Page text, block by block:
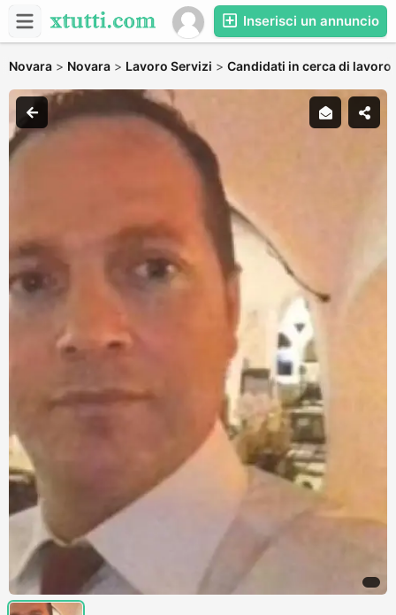
Inserisci un annuncio
Novara > Novara > Lavoro Servizi > Candidati in cerca di lavoro